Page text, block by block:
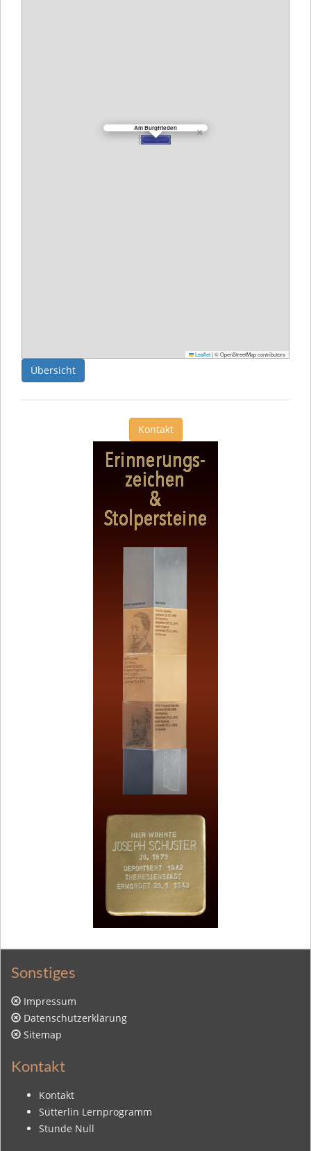
Am Burgfrieden ×
Leaflet|© OpenStreetMap contributors
Übersicht
Kontakt
Sonstiges
Impressum
Datenschutzerklärung
Sitemap
Kontakt
Kontakt
Sütterlin Lernprogramm
Stunde Null